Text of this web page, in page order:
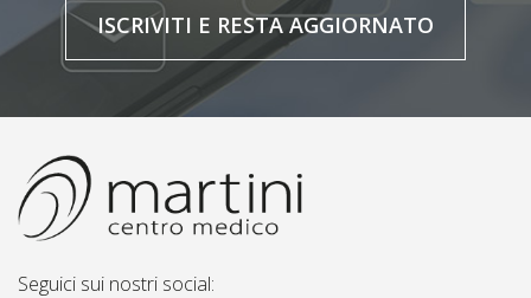
ISCRIVITI E RESTA AGGIORNATO
Seguici sui nostri social: